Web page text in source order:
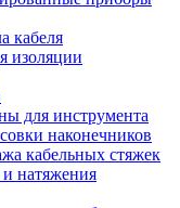
кабеля
изоляции
для инструмента
наконечников
кабельных стяжек
натяжения